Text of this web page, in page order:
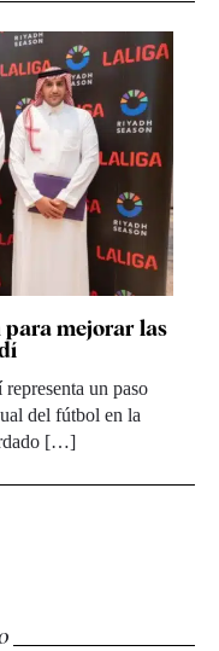
para mejorar las
un paso
del fútbol en la
[…]